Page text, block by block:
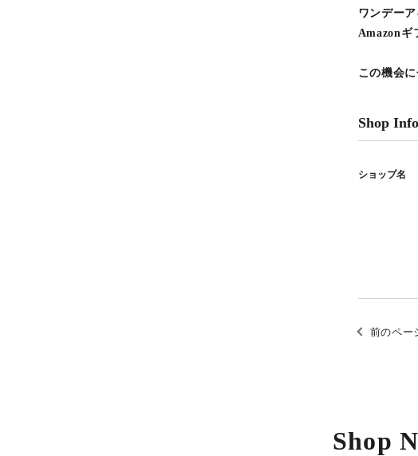
ワンデー
Amazonギ
この機会
Shop
ショップ名
前のペー
Shop